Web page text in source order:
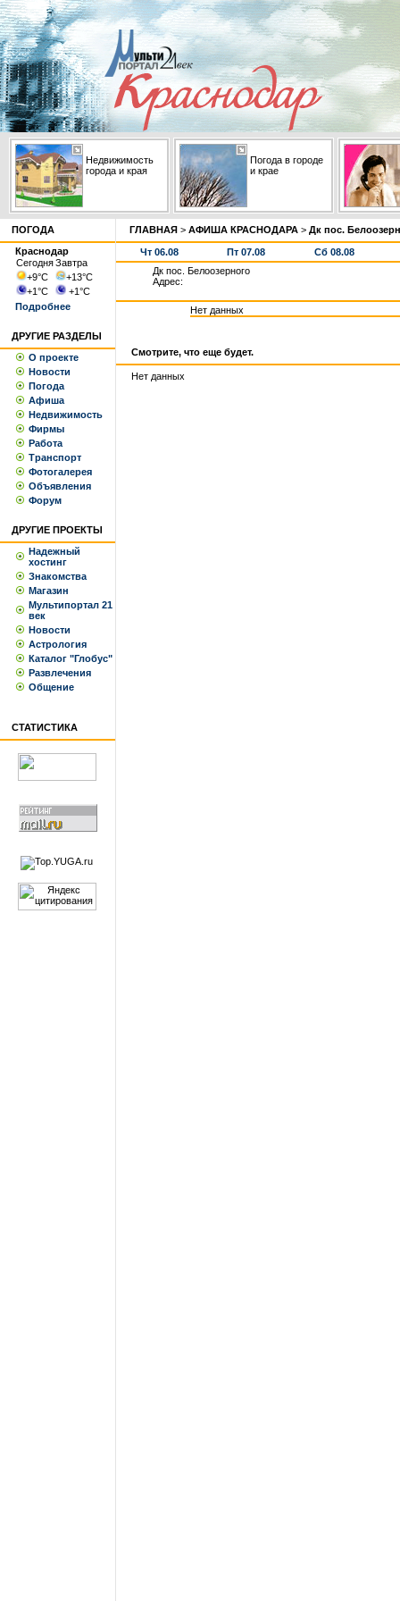
Недвижимость
города и края
Погода в городе
и крае
ПОГОДА
Краснодар
СегодняЗавтра
+9°С +13°С
+1°С +1°С
Подробнее
ДРУГИЕ РАЗДЕЛЫ
О проекте
Новости
Погода
Афиша
Недвижимость
Фирмы
Работа
Транспорт
Фотогалерея
Объявления
Форум
ДРУГИЕ ПРОЕКТЫ
Надежный
хостинг
Знакомства
Магазин
Мультипортал 21
век
Новости
Астрология
Каталог "Глобус"
Развлечения
Общение
СТАТИСТИКА
ГЛАВНАЯ > АФИША КРАСНОДАРА > Дк пос.
Чт 06.08 Пт 07.08
Сб 08.08
Дк пос. Белоозерного
Адрес:
Нет данных
Смотрите, что еще будет.
Нет данных